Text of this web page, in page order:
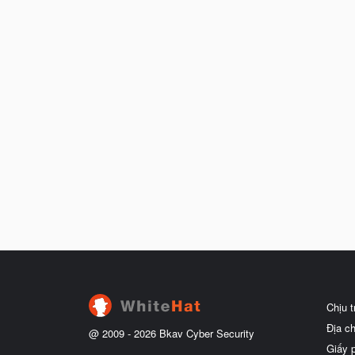
@ 2009 - 2026 Bkav Cyber Security
Chịu
Địa
Giấy